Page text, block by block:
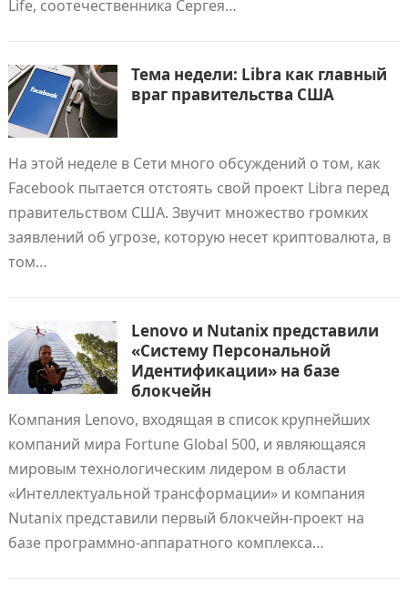
Life, соотечественника Сергея…
Тема недели: Libra как главный
враг правительства США
На этой неделе в Сети много обсуждений о том, как
Facebook пытается отстоять свой проект Libra перед
правительством США. Звучит множество громких
заявлений об угрозе, которую несет криптовалюта, в
том…
Lenovo и Nutanix представили
«Систему Персональной
Идентификации» на базе
блокчейн
Компания Lenovo, входящая в список крупнейших
компаний мира Fortune Global 500, и являющаяся
мировым технологическим лидером в области
«Интеллектуальной трансформации» и компания
Nutanix представили первый блокчейн-проект на
базе программно-аппаратного комплекса…